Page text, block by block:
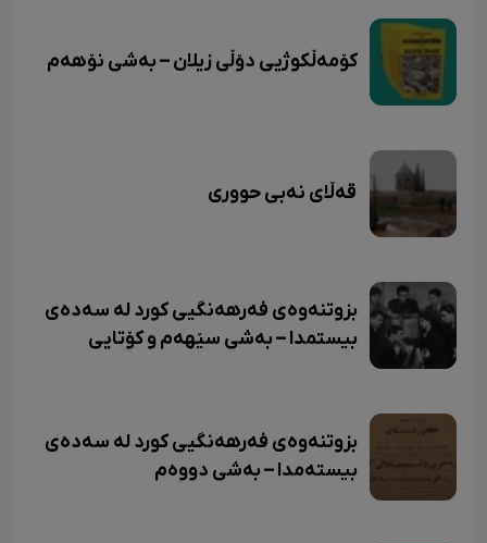
کۆمەڵکوژیی دۆڵی زیلان – بەشی نۆهەم
قەڵای نەبی حووری
بزوتنەوەی فەرهەنگیی کورد لە سەدەی
بیستمدا – بەشی سێهەم و کۆتایی
بزوتنەوەی فەرهەنگیی کورد لە سەدەی
بیستەمدا – بەشی دووەم